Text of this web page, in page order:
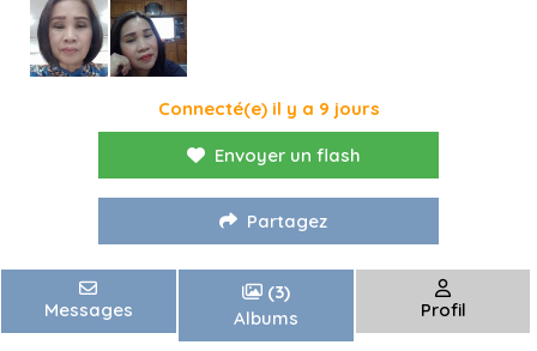
Connecté(e) il y a 9 jours
Envoyer un flash
Partagez
Messages
(3)
Albums
Profil